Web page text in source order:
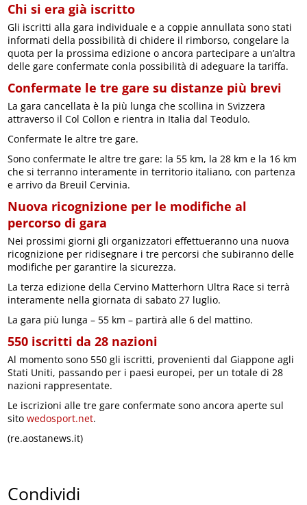
Chi si era già iscritto
Gli iscritti alla gara individuale e a coppie annullata sono stati
informati della possibilità di chidere il rimborso, congelare la
quota per la prossima edizione o ancora partecipare a un’altra
delle gare confermate conla possibilità di adeguare la tariffa.
Confermate le tre gare su distanze più brevi
La gara cancellata è la più lunga che scollina in Svizzera
attraverso il Col Collon e rientra in Italia dal Teodulo.
Confermate le altre tre gare.
Sono confermate le altre tre gare: la 55 km, la 28 km e la 16 km
che si terranno interamente in territorio italiano, con partenza
e arrivo da Breuil Cervinia.
Nuova ricognizione per le modifiche al
percorso di gara
Nei prossimi giorni gli organizzatori effettueranno una nuova
ricognizione per ridisegnare i tre percorsi che subiranno delle
modifiche per garantire la sicurezza.
La terza edizione della Cervino Matterhorn Ultra Race si terrà
interamente nella giornata di sabato 27 luglio.
La gara più lunga – 55 km – partirà alle 6 del mattino.
550 iscritti da 28 nazioni
Al momento sono 550 gli iscritti, provenienti dal Giappone agli
Stati Uniti, passando per i paesi europei, per un totale di 28
nazioni rappresentate.
Le iscrizioni alle tre gare confermate sono ancora aperte sul
sitowedosport.net.
(re.aostanews.it)
Condividi